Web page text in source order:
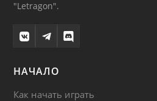
"Letragon".
НАЧАЛО
Как начать играть